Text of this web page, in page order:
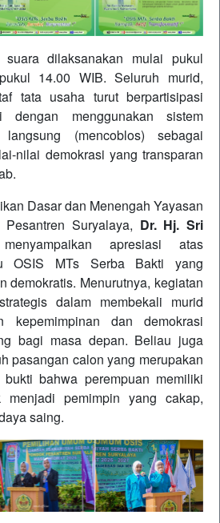
suara dilaksanakan mulai pukul
14.00 WIB. Seluruh murid,
tata usaha turut berpartisipasi
menggunakan sistem
(mencoblos) sebagai
nilai demokrasi yang transparan
Dasar dan Menengah Yayasan
Suryalaya, Dr. Hj. Sri
apresiasi atas
OSIS MTs Serba Bakti yang
demokratis. Menurutnya, kegiatan
dalam membekali murid
kepemimpinan dan demokrasi
bagi masa depan. Beliau juga
pasangan calon yang merupakan
bahwa perempuan memiliki
menjadi pemimpin yang cakap,
saing.